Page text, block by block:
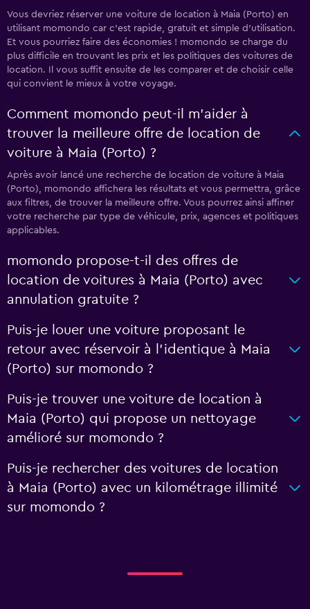
Vous devriez réserver une voiture de location à Maia (Porto) en
utilisant momondo car c'est rapide, gratuit et simple d'utilisation.
Et vous pourriez faire des économies ! momondo se charge du
plus difficile en trouvant les prix et les politiques des voitures de
location. Il vous suffit ensuite de les comparer et de choisir celle
qui convient le mieux à votre voyage.
Comment momondo peut-il m’aider à
trouver la meilleure offre de location de
voiture à Maia (Porto) ?
Après avoir lancé une recherche de location de voiture à Maia
(Porto), momondo affichera les résultats et vous permettra, grâce
aux filtres, de trouver la meilleure offre. Vous pourrez ainsi affiner
votre recherche par type de véhicule, prix, agences et politiques
applicables.
momondo propose-t-il des offres de
location de voitures à Maia (Porto) avec
annulation gratuite ?
Puis-je louer une voiture proposant le
retour avec réservoir à l’identique à Maia
(Porto) sur momondo ?
Puis-je trouver une voiture de location à
Maia (Porto) qui propose un nettoyage
amélioré sur momondo ?
Puis-je rechercher des voitures de location
à Maia (Porto) avec un kilométrage illimité
sur momondo ?